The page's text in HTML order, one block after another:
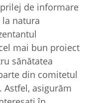
de informare
natura
mai bun proiect
sănătatea
din comitetul
asigurăm